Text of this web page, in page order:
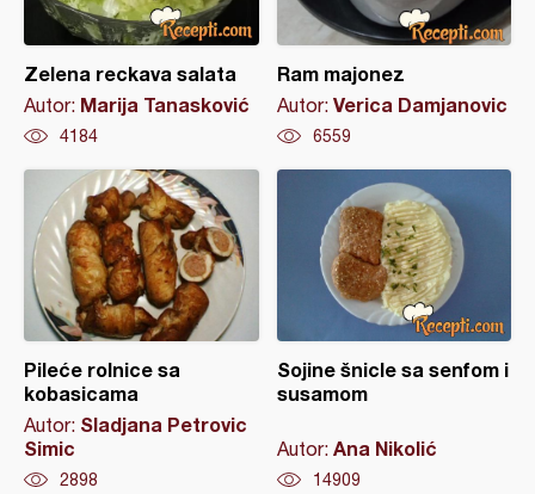
Zelena reckava salata
Autor: Marija Tanasković
4184
Ram majonez
Autor: Verica Damjanovic
6559
Pileće rolnice sa
kobasicama
Autor: Sladjana Petrovic
Simic
2898
Sojine šnicle sa senfom i
susamom
Autor: Ana Nikolić
14909